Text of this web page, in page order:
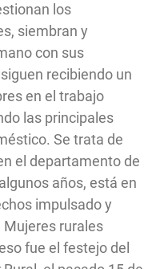
los
siembran y
con sus
recibiendo un
en el trabajo
las principales
Se trata de
el departamento de
años, está en
impulsado y
Mujeres rurales
fue el festejo del